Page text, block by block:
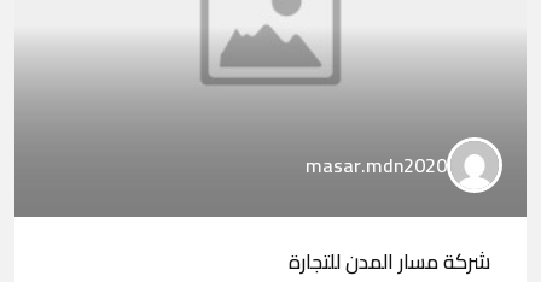
masar.mdn2020
شركة مسار المدن للتجارة